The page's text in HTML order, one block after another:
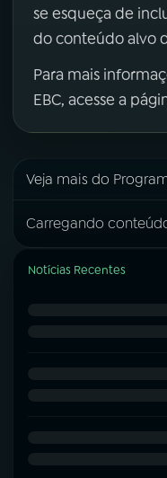
se esqueça de
do conteúdo alvo
Para mais
EBC, acesse a
Veja mais do
Carregando
Notícias Recentes